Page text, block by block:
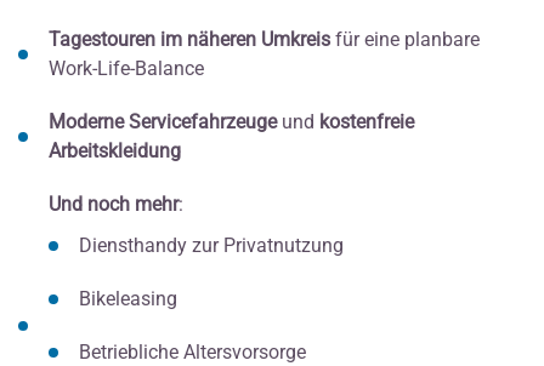
Tagestouren im näheren Umkreis für eine planbare
Work-Life-Balance
Moderne Servicefahrzeuge und kostenfreie
Arbeitskleidung
Und noch mehr:
Diensthandy zur Privatnutzung
Bikeleasing
Betriebliche Altersvorsorge